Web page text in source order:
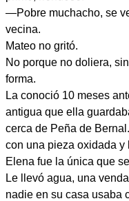
—Pobre muchacho, se
vecina.
Mateo no gritó.
No porque no doliera,
forma.
La conoció 10 meses
antigua que ella
cerca de Peña de
con una pieza oxidada y
Elena fue la única que
Le llevó agua, una
nadie en su casa usaba